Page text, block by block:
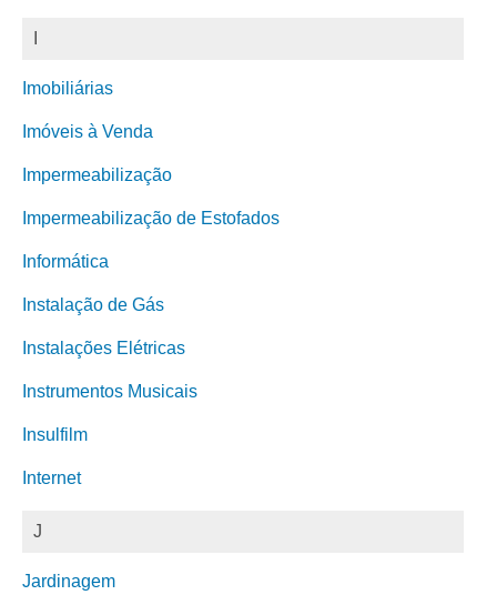
Imobiliárias
Imóveis à Venda
Impermeabilização
Impermeabilização de Estofados
Informática
Instalação de Gás
Instalações Elétricas
Instrumentos Musicais
Insulfilm
Internet
J
Jardinagem